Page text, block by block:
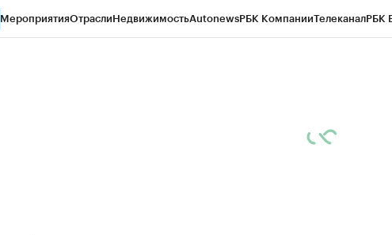
МероприятияОтраслиНедвижимостьAutonewsРБК КомпанииТелеканалРБК